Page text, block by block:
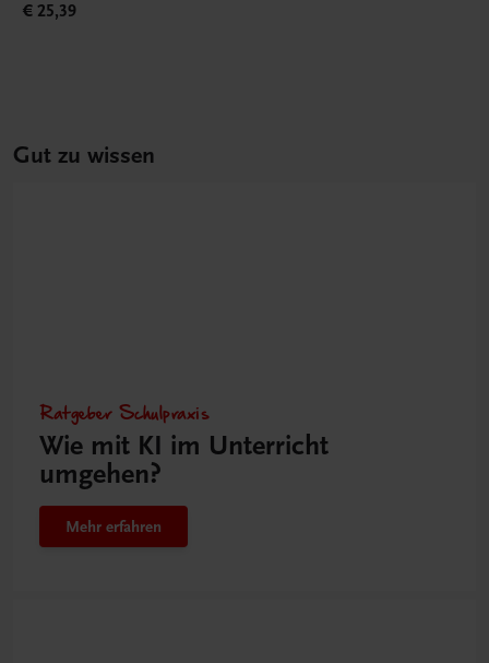
€ 25,39
Gut zu wissen
Ratgeber Schulpraxis
Wie mit KI im Unterricht
umgehen?
Mehr erfahren